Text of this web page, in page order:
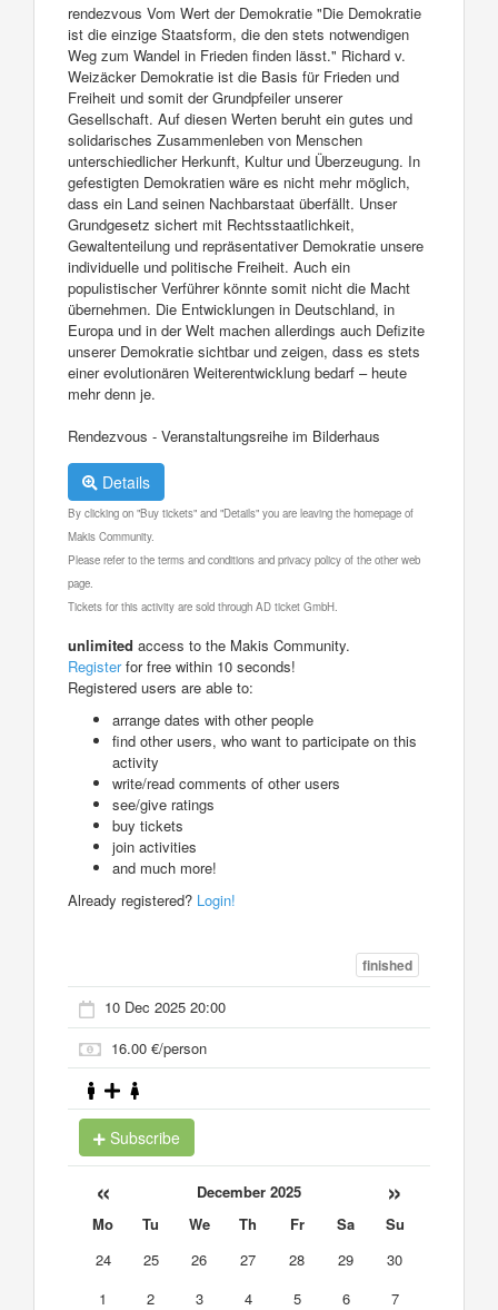
rendezvous Vom Wert der Demokratie "Die Demokratie
ist die einzige Staatsform, die den stets notwendigen
Weg zum Wandel in Frieden finden lässt." Richard v.
Weizäcker Demokratie ist die Basis für Frieden und
Freiheit und somit der Grundpfeiler unserer
Gesellschaft. Auf diesen Werten beruht ein gutes und
solidarisches Zusammenleben von Menschen
unterschiedlicher Herkunft, Kultur und Überzeugung. In
gefestigten Demokratien wäre es nicht mehr möglich,
dass ein Land seinen Nachbarstaat überfällt. Unser
Grundgesetz sichert mit Rechtsstaatlichkeit,
Gewaltenteilung und repräsentativer Demokratie unsere
individuelle und politische Freiheit. Auch ein
populistischer Verführer könnte somit nicht die Macht
übernehmen. Die Entwicklungen in Deutschland, in
Europa und in der Welt machen allerdings auch Defizite
unserer Demokratie sichtbar und zeigen, dass es stets
einer evolutionären Weiterentwicklung bedarf – heute
mehr denn je.
Rendezvous - Veranstaltungsreihe im Bilderhaus
Details
By clicking on "Buy tickets" and "Details" you are leaving the homepage of
Makis Community.
Please refer to the terms and conditions and privacy policy of the other web
page.
Tickets for this activity are sold through AD ticket GmbH.
unlimited access to the Makis Community.
Registerfor free within 10 seconds!
Registered users are able to:
arrange dates with other people
find other users, who want to participate on this
activity
write/read comments of other users
see/give ratings
buy tickets
join activities
and much more!
Already registered? Login!
finished
10 Dec 2025 20:00
16.00 €/person
Subscribe
« December 2025 »
Mo Tu We Th Fr Sa
Su
24
25 26 27 28 29
30
1
2 3 4 5 6
7